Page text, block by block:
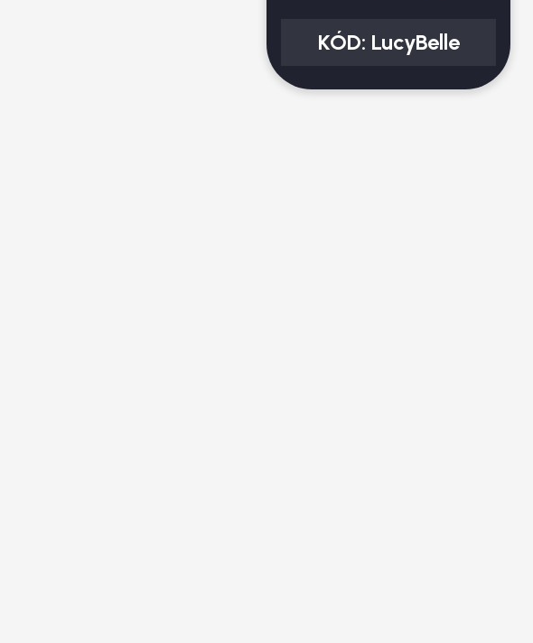
KÓD: LucyBelle